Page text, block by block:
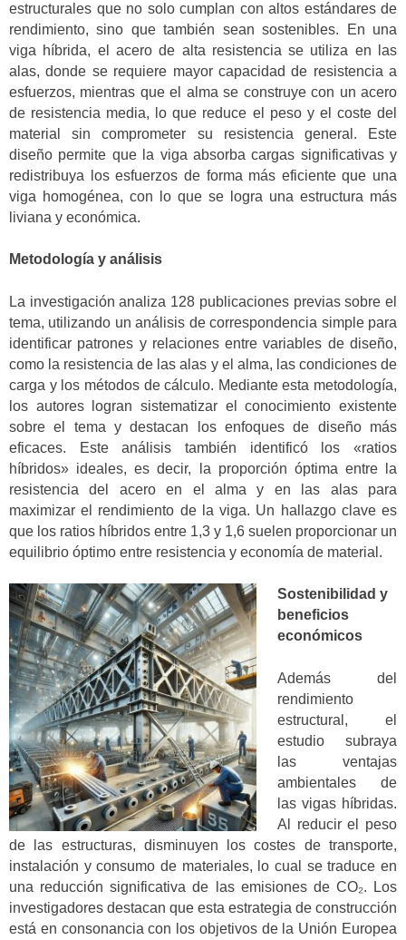
estructurales que no solo cumplan con altos estándares de
rendimiento, sino que también sean sostenibles. En una
viga híbrida, el acero de alta resistencia se utiliza en las
alas, donde se requiere mayor capacidad de resistencia a
esfuerzos, mientras que el alma se construye con un acero
de resistencia media, lo que reduce el peso y el coste del
material sin comprometer su resistencia general. Este
diseño permite que la viga absorba cargas significativas y
redistribuya los esfuerzos de forma más eficiente que una
viga homogénea, con lo que se logra una estructura más
liviana y económica.
Metodología y análisis
La investigación analiza 128 publicaciones previas sobre el
tema, utilizando un análisis de correspondencia simple para
identificar patrones y relaciones entre variables de diseño,
como la resistencia de las alas y el alma, las condiciones de
carga y los métodos de cálculo. Mediante esta metodología,
los autores logran sistematizar el conocimiento existente
sobre el tema y destacan los enfoques de diseño más
eficaces. Este análisis también identificó los «ratios
híbridos» ideales, es decir, la proporción óptima entre la
resistencia del acero en el alma y en las alas para
maximizar el rendimiento de la viga. Un hallazgo clave es
que los ratios híbridos entre 1,3 y 1,6 suelen proporcionar un
equilibrio óptimo entre resistencia y economía de material.
Sostenibilidad y
beneficios
económicos
Además del
rendimiento
estructural, el
estudio subraya
las ventajas
ambientales de
las vigas híbridas.
Al reducir el peso
de las estructuras, disminuyen los costes de transporte,
instalación y consumo de materiales, lo cual se traduce en
una reducción significativa de las emisiones de CO₂. Los
investigadores destacan que esta estrategia de construcción
está en consonancia con los objetivos de la Unión Europea